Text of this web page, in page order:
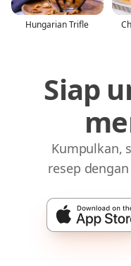
Hungarian Trifle
Siap
Kumpulkan,
resep